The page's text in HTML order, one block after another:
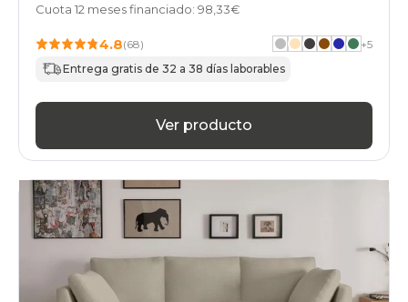
Cuota 12 meses financiado: 98,33€
4.8(68) +5
Entrega gratis de 32 a 38 días laborables
Ver producto